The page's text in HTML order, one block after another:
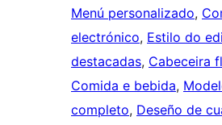
Menú personalizado,
electrónico, Estilo do
destacadas, Cabeceira
Comida e bebida,
completo, Deseño de